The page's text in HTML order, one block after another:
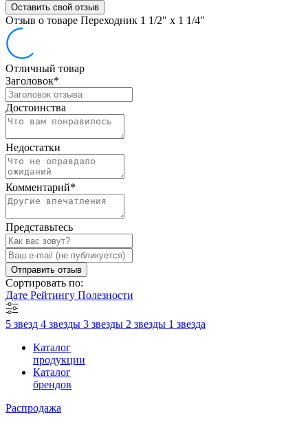
Оставить свой отзыв
Отзыв о товаре Переходник 1 1/2" х 1 1/4"
Отличный товар
Заголовок*
Достоинства
Недостатки
Комментарий*
Представьтесь
Отправить отзыв
Сортировать по:
Дате Рейтингу Полезности
5 звезд 4 звезды 3 звезды 2 звезды 1 звезда
Каталог
продукции
Каталог
брендов
Распродажа